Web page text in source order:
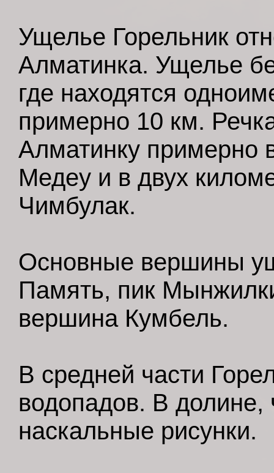
Ущелье Горельник
Алматинка. Ущелье
где находятся
примерно 10 км.
Алматинку примерно
Медеу и в двух
Чимбулак.
Основные вершины
Память, пик
вершина Кумбель.
В средней части
водопадов. В долине,
наскальные рисунки.